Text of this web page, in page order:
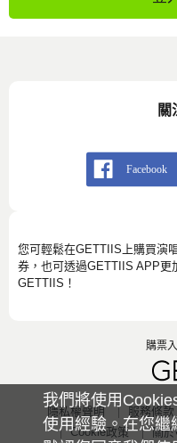
我們將使用
使用經驗。在您繼
關
您可輕鬆在GETTIIS上購買演
券，也可透過GETTIIS APP更
GETTIIS！
購票
隱私權聲明 服務條款
Cookie政策
關